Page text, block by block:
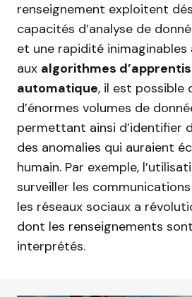
renseignement exploitent
capacités d’analyse de
et une rapidité inimaginables
aux algorithmes
automatique, il est possible
d’énormes volumes de
permettant ainsi d’identifier
des anomalies qui auraient
humain. Par exemple,
surveiller les
les réseaux sociaux a
dont les renseignements
interprétés.